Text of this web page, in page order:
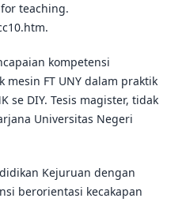
teaching.
kompetensi
FT UNY dalam praktik
se DIY. Tesis magister, tidak
Universitas Negeri
Kejuruan dengan
berorientasi kecakapan